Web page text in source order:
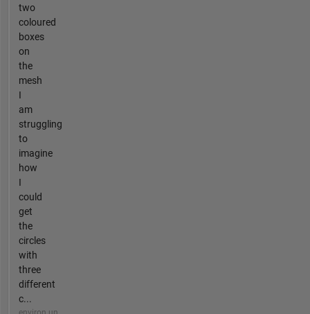
two
coloured
boxes
on
the
mesh
I
am
struggling
to
imagine
how
I
could
get
the
circles
with
three
different
c...